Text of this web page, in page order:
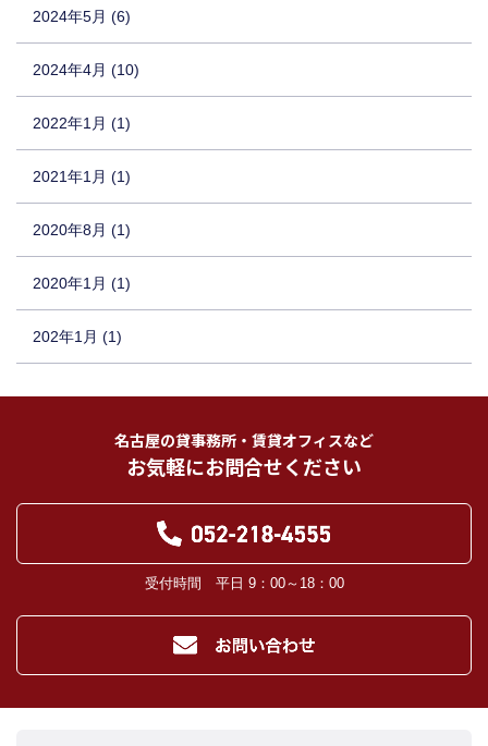
2024年5月 (6)
2024年4月 (10)
2022年1月 (1)
2021年1月 (1)
2020年8月 (1)
2020年1月 (1)
202年1月 (1)
名古屋の貸事務所・賃貸オフィスなど
お気軽にお問合せください
受付時間 平日 9：00～18：00